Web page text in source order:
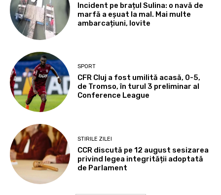
Incident pe brațul Sulina: o navă de
marfă a eșuat la mal. Mai multe
ambarcațiuni, lovite
SPORT
CFR Cluj a fost umilită acasă, 0-5,
de Tromso, în turul 3 preliminar al
Conference League
STIRILE ZILEI
CCR discută pe 12 august sesizarea
privind legea integrității adoptată
de Parlament